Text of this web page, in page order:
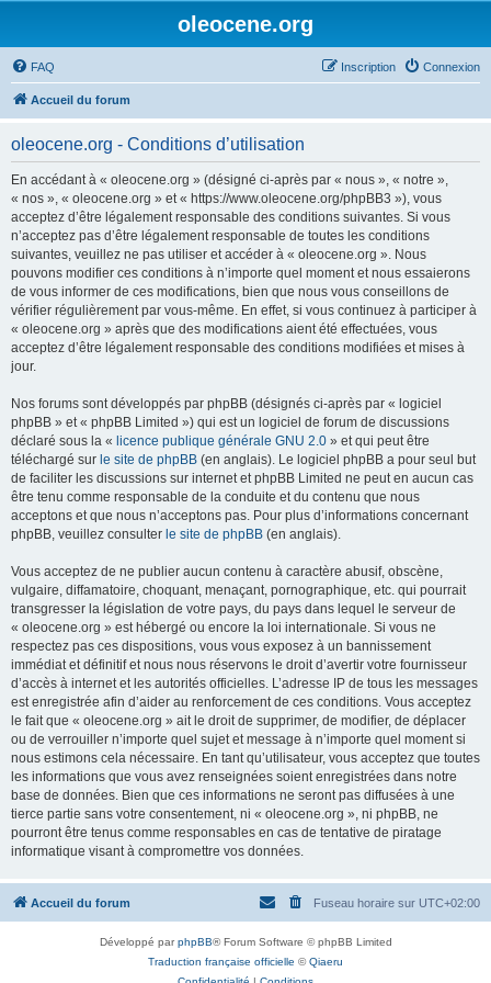
oleocene.org
FAQ Connexion
Inscription
Accueil du forum
oleocene.org - Conditions d’utilisation
En accédant à « oleocene.org » (désigné ci-après par « nous », « notre »,
« nos », « oleocene.org » et « https://www.oleocene.org/phpBB3 »), vous
acceptez d’être légalement responsable des conditions suivantes. Si vous
n’acceptez pas d’être légalement responsable de toutes les conditions
suivantes, veuillez ne pas utiliser et accéder à « oleocene.org ». Nous
pouvons modifier ces conditions à n’importe quel moment et nous essaierons
de vous informer de ces modifications, bien que nous vous conseillons de
vérifier régulièrement par vous-même. En effet, si vous continuez à participer à
« oleocene.org » après que des modifications aient été effectuées, vous
acceptez d’être légalement responsable des conditions modifiées et mises à
jour.
Nos forums sont développés par phpBB (désignés ci-après par « logiciel
phpBB » et « phpBB Limited ») qui est un logiciel de forum de discussions
déclaré sous la « licence publique générale GNU 2.0 » et qui peut être
téléchargé sur le site de phpBB (en anglais). Le logiciel phpBB a pour seul but
de faciliter les discussions sur internet et phpBB Limited ne peut en aucun cas
être tenu comme responsable de la conduite et du contenu que nous
acceptons et que nous n’acceptons pas. Pour plus d’informations concernant
phpBB, veuillez consulter le site de phpBB (en anglais).
Vous acceptez de ne publier aucun contenu à caractère abusif, obscène,
vulgaire, diffamatoire, choquant, menaçant, pornographique, etc. qui pourrait
transgresser la législation de votre pays, du pays dans lequel le serveur de
« oleocene.org » est hébergé ou encore la loi internationale. Si vous ne
respectez pas ces dispositions, vous vous exposez à un bannissement
immédiat et définitif et nous nous réservons le droit d’avertir votre fournisseur
d’accès à internet et les autorités officielles. L’adresse IP de tous les messages
est enregistrée afin d’aider au renforcement de ces conditions. Vous acceptez
le fait que « oleocene.org » ait le droit de supprimer, de modifier, de déplacer
ou de verrouiller n’importe quel sujet et message à n’importe quel moment si
nous estimons cela nécessaire. En tant qu’utilisateur, vous acceptez que toutes
les informations que vous avez renseignées soient enregistrées dans notre
base de données. Bien que ces informations ne seront pas diffusées à une
tierce partie sans votre consentement, ni « oleocene.org », ni phpBB, ne
pourront être tenus comme responsables en cas de tentative de piratage
informatique visant à compromettre vos données.
Accueil du forum Fuseau horaire sur UTC+02:00
Développé parphpBB® Forum Software © phpBB Limited
Traduction française officielle ©Qiaeru